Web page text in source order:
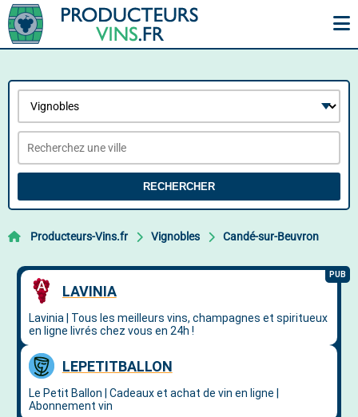
RECHERCHER
Producteurs-Vins.fr Vignobles Candé-sur-Beuvron